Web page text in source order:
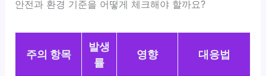
안전과 환경 기준을 어떻게 체크해야 할까요?
주의 항목
발생
률
영향 대응법